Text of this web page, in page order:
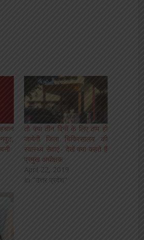
तो क्या तीन दिनों के लिए ठप्प हो
जायेगी जिला चिकित्सालय की
स्वास्थ्य सेवाएं:- देखें क्या कहते हैं
प्रमुख अधीक्षक
April 22, 2019
In "उत्तर प्रदेश"